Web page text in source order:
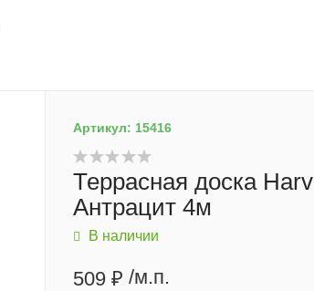
Артикул: 15416
Террасная доска
Антрацит 4м
В наличии
509 ₽ /м.п.